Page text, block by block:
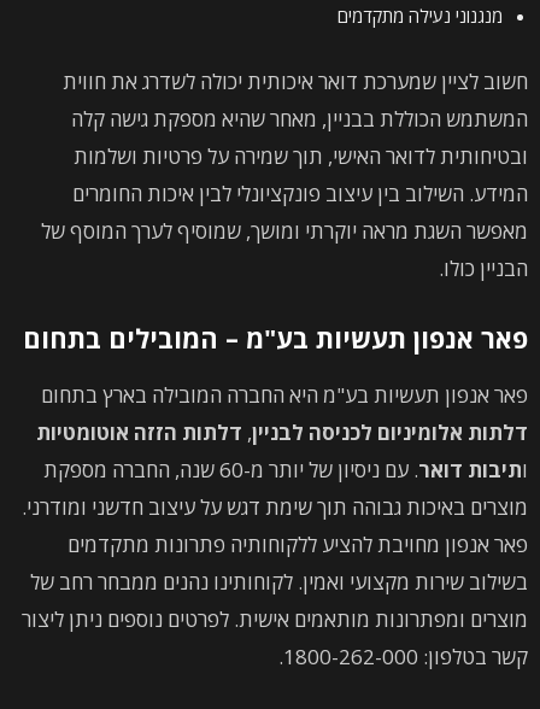
מנגנוני נעילה מתקדמים
חשוב לציין שמערכת דואר איכותית יכולה לשדרג את חווית
המשתמש הכוללת בבניין, מאחר שהיא מספקת גישה קלה
ובטיחותית לדואר האישי, תוך שמירה על פרטיות ושלמות
המידע. השילוב בין עיצוב פונקציונלי לבין איכות החומרים
מאפשר השגת מראה יוקרתי ומושך, שמוסיף לערך המוסף של
הבניין כולו.
פאר אנפון תעשיות בע"מ – המובילים בתחום
פאר אנפון תעשיות בע"מ היא החברה המובילה בארץ בתחום
דלתות אלומיניום לכניסה לבניין, דלתות הזזה אוטומטיות
ותיבות דואר
. עם ניסיון של יותר מ-60 שנה, החברה מספקת
מוצרים באיכות גבוהה תוך שימת דגש על עיצוב חדשני ומודרני.
פאר אנפון מחויבת להציע ללקוחותיה פתרונות מתקדמים
בשילוב שירות מקצועי ואמין. לקוחותינו נהנים ממבחר רחב של
מוצרים ומפתרונות מותאמים אישית. לפרטים נוספים ניתן ליצור
קשר בטלפון: 1800-262-000.